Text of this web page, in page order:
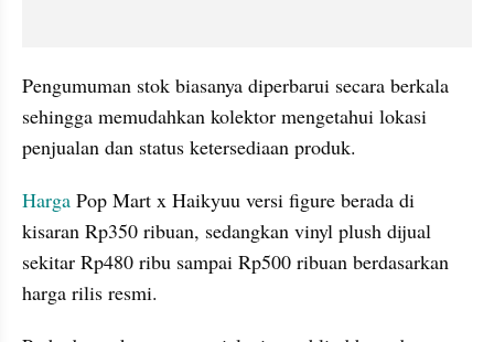
Pengumuman stok biasanya diperbarui secara berkala
sehingga memudahkan kolektor mengetahui lokasi
penjualan dan status ketersediaan produk.
Harga Pop Mart x Haikyuu versi figure berada di
kisaran Rp350 ribuan, sedangkan vinyl plush dijual
sekitar Rp480 ribu sampai Rp500 ribuan berdasarkan
harga rilis resmi.